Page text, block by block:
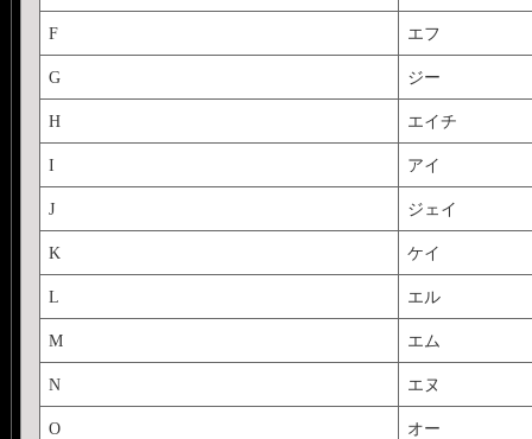
F エフ
G ジー
H エイチ
I アイ
J ジェイ
K ケイ
L エル
M エム
N エヌ
O オー